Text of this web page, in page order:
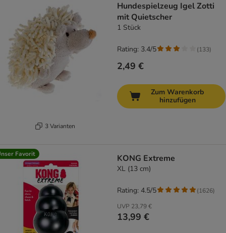
3 Varianten
Hundespielzeug Igel Zotti
mit Quietscher
1 Stück
2,49 €
Rating: 3.4/5 (133)
Zum Warenkorb
hinzufügen
Favorit KONG Extreme
XL (13 cm)
UVP 23,79 €
13,99 €
Rating: 4.5/5 (1626)